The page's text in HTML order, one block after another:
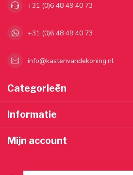
+31 (0)6 48 49 40 73
+31 (0)6 48 49 40 73
info@kastenvandekoning.nl
Categorieën
Informatie
Mijn account